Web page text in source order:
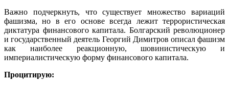
Важно подчеркнуть, что существует множество вариаций
фашизма, но в его основе всегда лежит террористическая
диктатура финансового капитала. Болгарский революционер
и государственный деятель Георгий Димитров описал фашизм
как наиболее реакционную, шовинистическую и
империалистическую форму финансового капитала.
Процитирую: